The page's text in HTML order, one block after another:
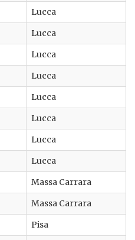
Lucca
Lucca
Lucca
Lucca
Lucca
Lucca
Lucca
Lucca
Massa Carrara
Massa Carrara
Pisa